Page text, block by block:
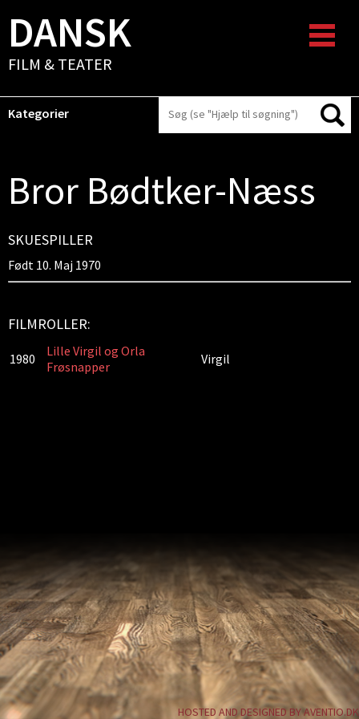
DANSK
FILM & TEATER
Kategorier
Bror Bødtker-Næss
SKUESPILLER
Født 10. Maj 1970
FILMROLLER:
1980
Lille Virgil og Orla
Frøsnapper
Virgil
HOSTED AND DESIGNED BY AVENTIO.DK